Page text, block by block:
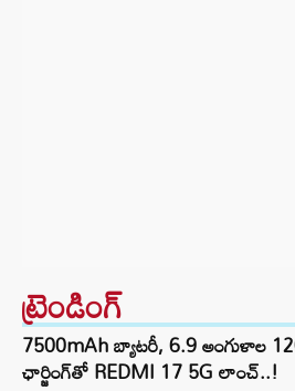
ట్రెండింగ్‌
7500mAh బ్యాటరీ, 6.9 అంగుళాల
ఛార్జింగ్‌తో REDMI 17 5G లాంచ్..!